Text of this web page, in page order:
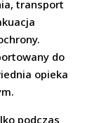
transport
do
opieka
podczas